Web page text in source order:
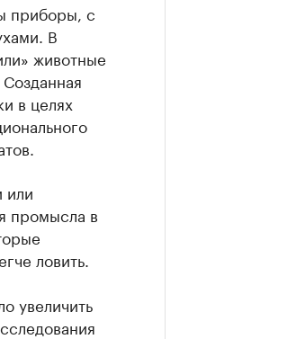
приборы, с
В
животные
в целях
или
промысла в
ловить.
увеличить